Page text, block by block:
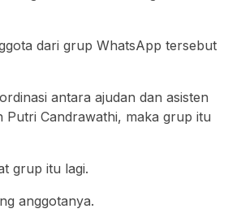
dari grup WhatsApp tersebut
antara ajudan dan asisten
Putri Candrawathi, maka grup itu
grup itu lagi.
anggotanya.